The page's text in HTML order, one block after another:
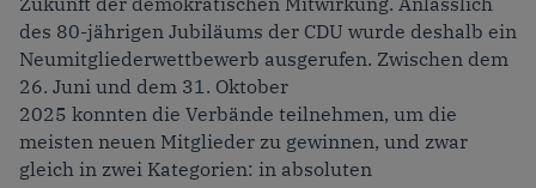
des 80-jährigen Jubiläums der CDU wurde deshalb ein
Neumitgliederwettbewerb ausgerufen. Zwischen dem
26. Juni und dem 31. Oktober
2025 konnten die Verbände teilnehmen, um die
meisten neuen Mitglieder zu gewinnen, und zwar
gleich in zwei Kategorien: in absoluten